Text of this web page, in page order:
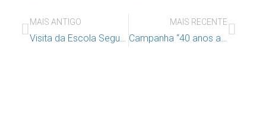
MAIS ANTIGO MAIS RECENTE